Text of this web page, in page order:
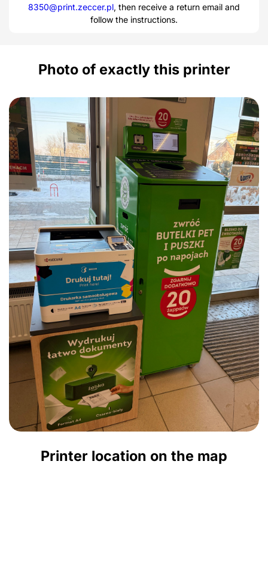
8350@print.zeccer.pl, then receive a return email and
follow the instructions.
Photo of exactly this printer
Printer location on the map